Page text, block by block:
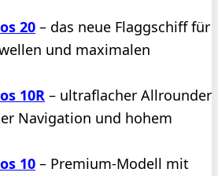
20 – das neue Flaggschiff für
und maximalen
10R – ultraflacher Allrounder
Navigation und hohem
10 – Premium-Modell mit